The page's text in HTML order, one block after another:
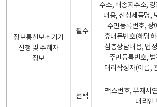
정보통신보조기기
신청 및 수혜자
정보
필수
주소, 배송지주소,
내용, 신청제품명,
주민등록번호, 장
휴대폰번호(해당
심층상담내용, 법
주민등록번호,
대리작성자(이름,
선택
팩스번호, 부재시
대리인